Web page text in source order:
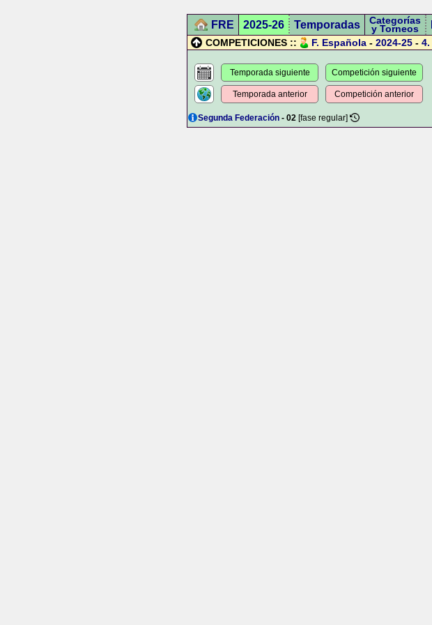
FRE 2025-26 Temporadas Categorías
y Torneos
COMPETICIONES ::
F. Española - 2024-25 - 4.
Temporada siguiente
Temporada anterior
Competición siguiente
Competición anterior
Segunda Federación - 02 [fase regular]